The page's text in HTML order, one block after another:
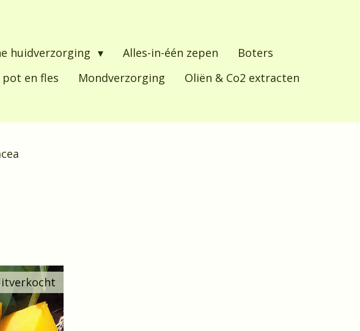
huidverzorging Alles-in-één zepen
Boters
en fles Mondverzorging
Oliën & Co2 extracten